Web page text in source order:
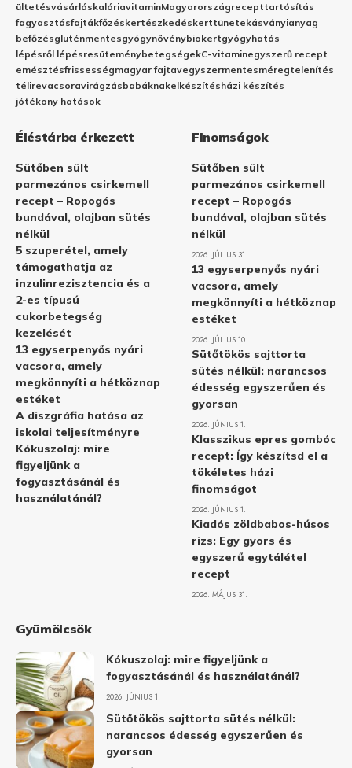
ültetésvásárláskalóriavitaminMagyarországrecepttartósítás
fagyasztásfajtákfőzéskertészkedéskerttünetekásványianyag
befőzésgluténmentesgyógynövénybiokertgyógyhatás
lépésről lépésresüteménybetegségekC-vitaminegyszerű recept
emésztésfrissességmagyar fajtavegyszermentesméregtelenítés
télirevacsoravirágzásbabáknakelkészítésházi készítés
jótékony hatások
Éléstárba érkezett
Sütőben sült
parmezános csirkemell
recept – Ropogós
bundával, olajban sütés
nélkül
5 szuperétel, amely
támogathatja az
inzulinrezisztencia és a
2-es típusú
cukorbetegség
kezelését
13 egyserpenyős nyári
vacsora, amely
megkönnyíti a hétköznap
estéket
A diszgráfia hatása az
iskolai teljesítményre
Kókuszolaj: mire
figyeljünk a
fogyasztásánál és
használatánál?
Finomságok
Sütőben sült
parmezános csirkemell
recept – Ropogós
bundával, olajban sütés
nélkül
2026. JÚLIUS 31.
13 egyserpenyős nyári
vacsora, amely
megkönnyíti a hétköznap
estéket
2026. JÚLIUS 10.
Sütőtökös sajttorta
sütés nélkül: narancsos
édesség egyszerűen és
gyorsan
2026. JÚNIUS 1.
Klasszikus epres gombóc
recept: Így készítsd el a
tökéletes házi
finomságot
2026. JÚNIUS 1.
Kiadós zöldbabos-húsos
rizs: Egy gyors és
egyszerű egytálétel
recept
2026. MÁJUS 31.
Gyümölcsök
Kókuszolaj: mire figyeljünk a
fogyasztásánál és használatánál?
2026. JÚNIUS 1.
Sütőtökös sajttorta sütés nélkül:
narancsos édesség egyszerűen és
gyorsan